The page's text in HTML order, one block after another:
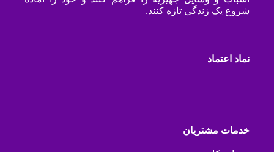
شروع یک زندگی تازه کنند.
نماد اعتماد
خدمات مشتریان